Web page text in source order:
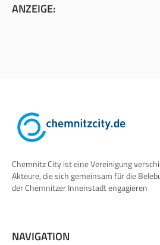
ANZEIGE:
Chemnitz City ist eine Vereinigung
Akteure, die sich gemeinsam für die
der Chemnitzer Innenstadt engagieren
NAVIGATION